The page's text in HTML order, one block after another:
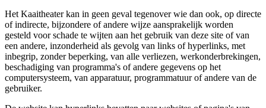
Het Kaaitheater kan in geen geval tegenover wie dan ook, op directe
of indirecte, bijzondere of andere wijze aansprakelijk worden
gesteld voor schade te wijten aan het gebruik van deze site of van
een andere, inzonderheid als gevolg van links of hyperlinks, met
inbegrip, zonder beperking, van alle verliezen, werkonderbrekingen,
beschadiging van programma's of andere gegevens op het
computersysteem, van apparatuur, programmatuur of andere van de
gebruiker.